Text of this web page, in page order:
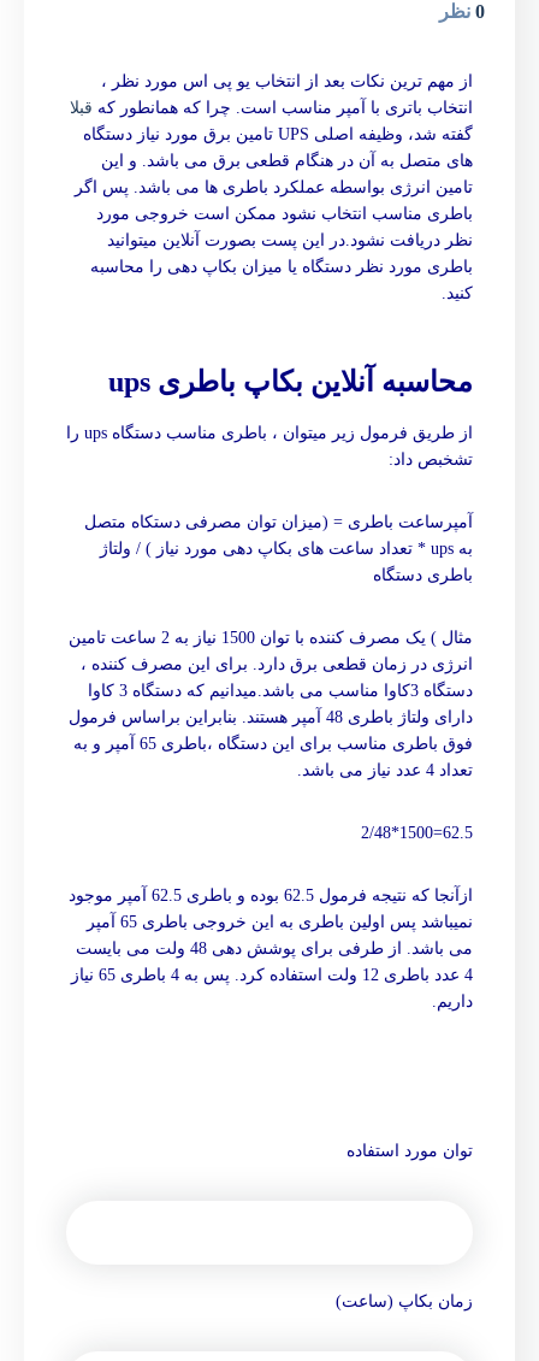
0 نظر
از مهم ترین نکات بعد از انتخاب یو پی اس مورد نظر ،
انتخاب باتری با آمپر مناسب است. چرا که همانطور که قبلا
گفته شد، وظیفه اصلی UPS تامین برق مورد نیاز دستگاه
های متصل به آن در هنگام قطعی برق می باشد. و این
تامین انرژی بواسطه عملکرد باطری ها می باشد. پس اگر
باطری مناسب انتخاب نشود ممکن است خروجی مورد
نظر دریافت نشود.در این پست بصورت آنلاین میتوانید
باطری مورد نظر دستگاه یا میزان بکاپ دهی را محاسبه
کنید.
محاسبه آنلاین بکاپ باطری ups
از طریق فرمول زیر میتوان ، باطری مناسب دستگاه ups را
تشخبص داد:
آمپرساعت باطری = (میزان توان مصرفی دستکاه متصل
به ups * تعداد ساعت های بکاپ دهی مورد نیاز ) / ولتاژ
باطری دستگاه
مثال ) یک مصرف کننده با توان 1500 نیاز به 2 ساعت تامین
انرژی در زمان قطعی برق دارد. برای این مصرف کننده ،
دستگاه 3کاوا مناسب می باشد.میدانیم که دستگاه 3 کاوا
دارای ولتاژ باطری 48 آمپر هستند. بنابراین براساس فرمول
فوق باطری مناسب برای این دستگاه ،باطری 65 آمپر و به
تعداد 4 عدد نیاز می باشد.
62.5=1500*2/48
ازآنجا که نتیجه فرمول 62.5 بوده و باطری 62.5 آمپر موجود
نمیباشد پس اولین باطری به این خروجی باطری 65 آمپر
می باشد. از طرفی برای پوشش دهی 48 ولت می بایست
4 عدد باطری 12 ولت استفاده کرد. پس به 4 باطری 65 نیاز
داریم.
توان مورد استفاده
زمان بکاپ (ساعت)